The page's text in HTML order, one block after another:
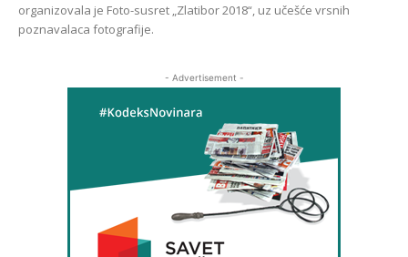
organizovala je Foto-susret „Zlatibor 2018“, uz učešće vrsnih
poznavalaca fotografije.
- Advertisement -